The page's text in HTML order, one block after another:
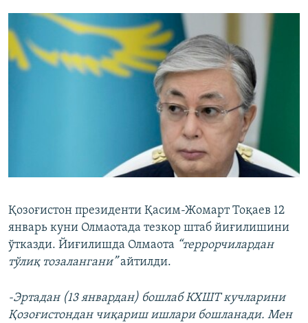
Қозоғистон президенти Қасим-Жомарт Тоқаев 12
январь куни Олмаотада тезкор штаб йиғилишини
ўтказди. Йиғилишда Олмаота “террорчилардан
тўлиқ тозалангани”айтилди.
-Эртадан (13 январдан) бошлаб КХШТ кучларини
Қозоғистондан чиқариш ишлари бошланади. Мен